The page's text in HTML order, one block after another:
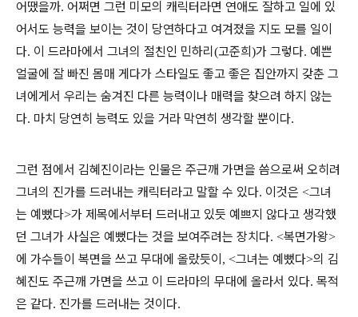
어땠을까. 어쩌면 그런 미모의 캐릭터라면 연애도 잘하고 일에 있
어서도 능력을 보이는 것이 당연하다고 여겨졌을 지도 모를 일이
다. 이 드라마에서 그녀의 절친인 민하리 (고준희 )가 그렇다. 예쁜
얼굴에 잘 빠진 몸매 게다가 스타일도 좋고 좋은 집안까지 갖춘 그
녀에게서 우리는 숨겨진 다른 능력이나 매력을 찾으려 하지 않는
다. 마치 당연히 능력도 있을 거라 막연히 생각할 뿐이다.
그런 점에서 김혜진이라는 인물은 주근깨 가면을 씀으로써 오히려
그녀의 진가를 드러내는 캐릭터라고 말할 수 있다. 이것은 <그녀
는 예뻤다>가 제목에서부터 드러내고 있듯 예쁘지 않다고 생각했
던 그녀가 사실은 예뻤다는 것을 보여주려는 장치다. <복면가왕>
에 가수들이 복면을 쓰고 무대에 올랐듯이 , <그녀는 예뻤다>의 김
혜진도 주근깨 가면을 쓰고 이 드라마의 무대에 올라서 있다. 목적
은 같다. 진가를 드러내는 것이다.